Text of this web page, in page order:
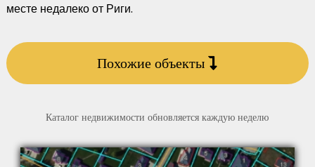
месте недалеко от Риги.
Похожие объекты
Каталог недвижимости обновляется каждую неделю